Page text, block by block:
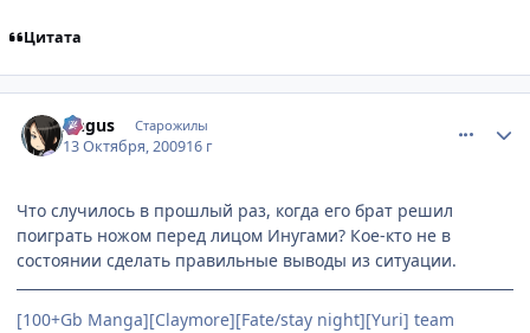
Цитата
Angus Старожилы
13 Октября, 200916 г
Что случилось в прошлый раз, когда его брат решил
поиграть ножом перед лицом Инугами? Кое-кто не в
состоянии сделать правильные выводы из ситуации.
[100+Gb Manga][Claymore][Fate/stay night][Yuri] team